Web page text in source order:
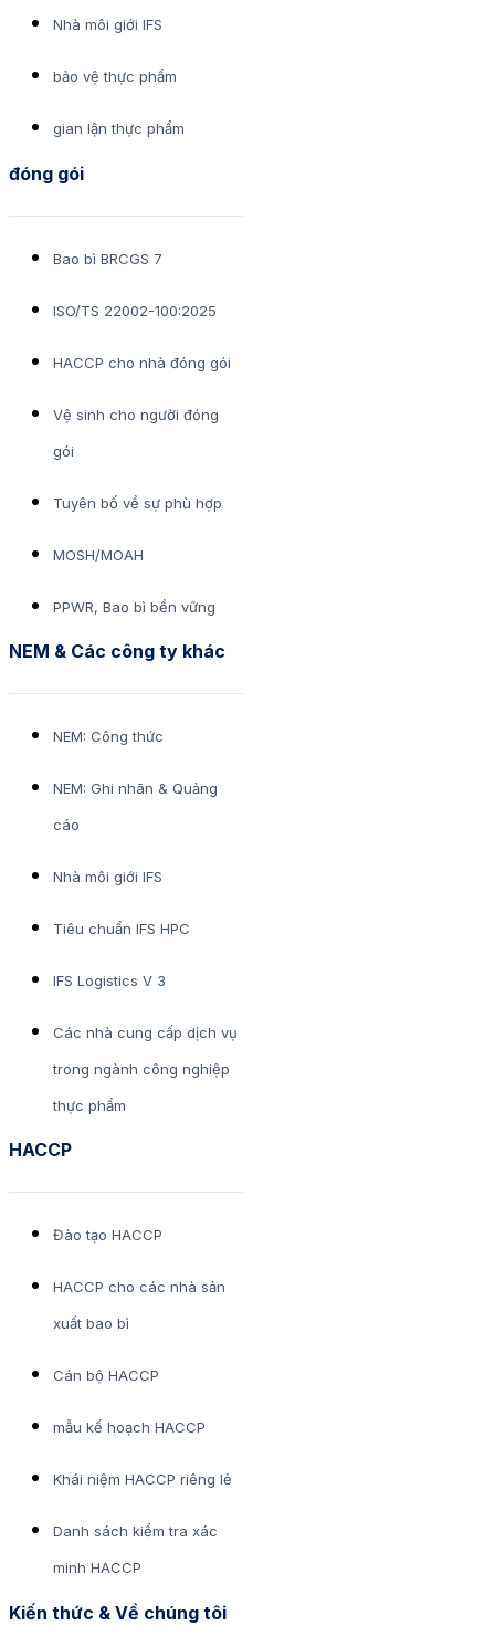
Nhà môi giới IFS
bảo vệ thực phẩm
gian lận thực phẩm
đóng gói
Bao bì BRCGS 7
ISO/TS 22002-100:2025
HACCP cho nhà đóng gói
Vệ sinh cho người đóng
gói
Tuyên bố về sự phù hợp
MOSH/MOAH
PPWR, Bao bì bền vững
NEM & Các công ty khác
NEM: Công thức
NEM: Ghi nhãn & Quảng
cáo
Nhà môi giới IFS
Tiêu chuẩn IFS HPC
IFS Logistics V 3
Các nhà cung cấp dịch vụ
trong ngành công nghiệp
thực phẩm
HACCP
Đào tạo HACCP
HACCP cho các nhà sản
xuất bao bì
Cán bộ HACCP
mẫu kế hoạch HACCP
Khái niệm HACCP riêng lẻ
Danh sách kiểm tra xác
minh HACCP
Kiến thức & Về chúng tôi